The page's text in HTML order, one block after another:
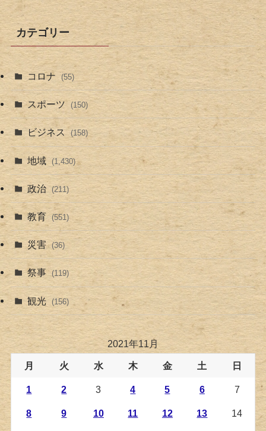
カテゴリー
コロナ (55)
スポーツ (150)
ビジネス (158)
地域 (1,430)
政治 (211)
教育 (551)
災害 (36)
祭事 (119)
観光 (156)
2021年11月
月 火 水 木 金 土 日
1 2 3 4 5 6 7
8 9 10 11 12 13 14